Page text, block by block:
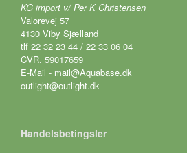
KG import v/ Per K Christensen
Valorevej 57
4130 Viby Sjælland
tlf 22 32 23 44 / 22 33 06 04
CVR. 59017659
E-Mail - mail@Aquabase.dk
outlight@outlight.dk
Handelsbetingsler